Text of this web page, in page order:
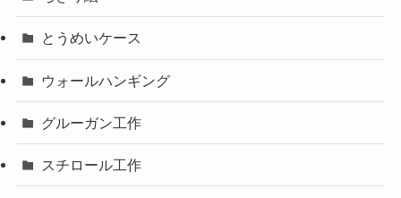
とうめいケース
ウォールハンギング
グルーガン工作
スチロール工作